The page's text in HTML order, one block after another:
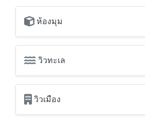
ห้องมุม
วิวทะเล
วิวเมือง